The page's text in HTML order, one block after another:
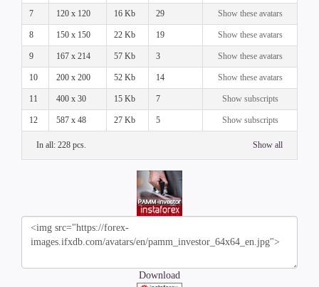
7 120 x 120 16 Kb 29 Show these avatars
8 150 x 150 22 Kb 19 Show these avatars
9 167 x 214 57 Kb 3 Show these avatars
10 200 x 200 52 Kb 14 Show these avatars
11 400 x 30 15 Kb 7 Show subscripts
12 587 x 48 27 Kb 5 Show subscripts
In all: 228 pcs. Show all
Download